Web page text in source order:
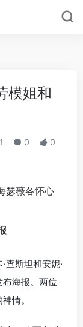
模姐和
0 0
查斯坦和安妮·
海报。两位
情。